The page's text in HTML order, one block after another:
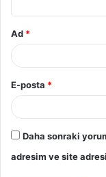
Ad *
E-posta *
Daha sonraki
adresim ve site